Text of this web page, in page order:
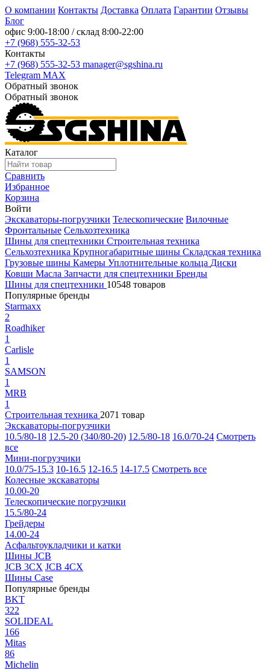
О компании Контакты Доставка Оплата Гарантии Отзывы
Блог
офис 9:00-18:00 / склад 8:00-22:00
+7 (968) 555-32-53
Контакты
+7 (968) 555-32-53 manager@sgshina.ru
Telegram MAX
Обратный звонок
Обратный звонок
Каталог
Сравнить
Избранное
Корзина
Войти
Экскаваторы-погрузчики Телескопические Вилочные
Фронтальные Сельхозтехника
Шины для спецтехники Строительная техника
Сельхозтехника Крупногабаритные шины Складская техника
Грузовые шины Камеры Уплотнительные кольца Диски
Ковши Масла Запчасти для спецтехники Бренды
Шины для спецтехники 10548 товаров
Популярные бренды
Starmaxx
2
Roadhiker
1
Carlisle
1
SAMSON
1
MRB
1
Строительная техника 2071 товар
Экскаваторы-погрузчики
10.5/80-18 12.5-20 (340/80-20) 12.5/80-18 16.0/70-24 Смотреть
все
Мини-погрузчики
10.0/75-15.3 10-16.5 12-16.5 14-17.5 Смотреть все
Колесные экскаваторы
10.00-20
Телескопические погрузчики
15.5/80-24
Грейдеры
14.00-24
Асфальтоукладчики и катки
Шины JCB
JCB 3CX JCB 4CX
Шины Case
Популярные бренды
BKT
322
SOLIDEAL
166
Mitas
86
Michelin